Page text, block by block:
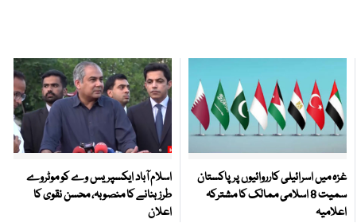
غزہ میں اسرائیلی کارروائیوں پر پاکستان
سمیت 8 اسلامی ممالک کا مشترکہ
اعلامیہ
اسلام آباد ایکسپریس وے کو موٹروے
طرز بنانے کا منصوبہ، محسن نقوی کا
اعلان